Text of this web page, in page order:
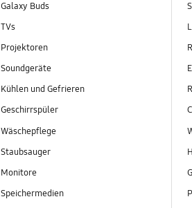
Galaxy Buds
TVs
Projektoren
Soundgeräte
Kühlen und Gefrieren
Geschirrspüler
Wäschepflege
Staubsauger
Monitore
Speichermedien